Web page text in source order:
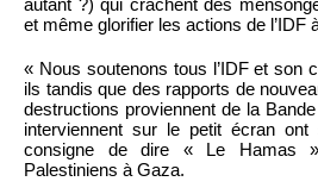
et même glorifier les actions de l’IDF
« Nous soutenons tous l’IDF et son
ils tandis que des rapports de
destructions proviennent de la
interviennent sur le petit écran
consigne de dire « Le Hamas »
Palestiniens à Gaza.